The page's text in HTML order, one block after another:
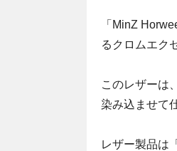
「MinZ
るクロムエク
このレザーは
染み込ませて
レザー製品は